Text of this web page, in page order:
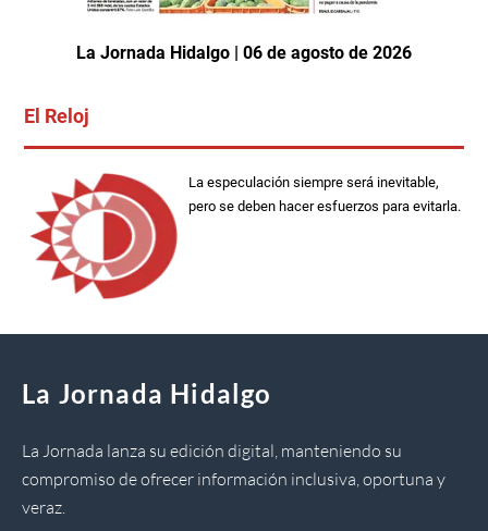
La Jornada Hidalgo | 06 de agosto de 2026
El Reloj
La especulación siempre será inevitable,
pero se deben hacer esfuerzos para evitarla.
La Jornada Hidalgo
La Jornada lanza su edición digital, manteniendo su
compromiso de ofrecer información inclusiva, oportuna y
veraz.